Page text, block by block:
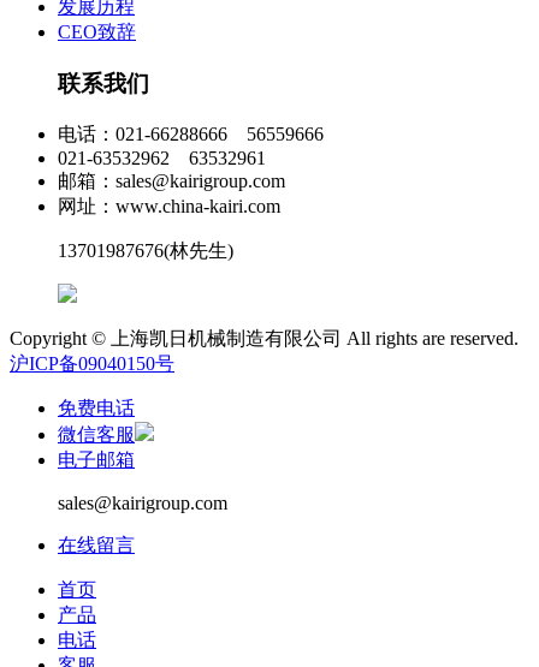
发展历程
CEO致辞
联系我们
电话：021-66288666 56559666
021-63532962 63532961
邮箱：sales@kairigroup.com
网址：www.china-kairi.com
13701987676(林先生)
Copyright © 上海凯日机械制造有限公司 All rights are reserved.
沪ICP备09040150号
免费电话
微信客服
电子邮箱
sales@kairigroup.com
在线留言
首页
产品
电话